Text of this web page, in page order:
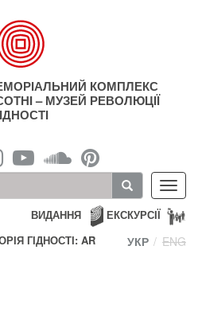
КОМПЛЕКС
– МУЗЕЙ РЕВОЛЮЦІЇ
ЕКСКУРСІЇ
ВИДАННЯ
ГІДНОСТІ: AR
УКР ENG